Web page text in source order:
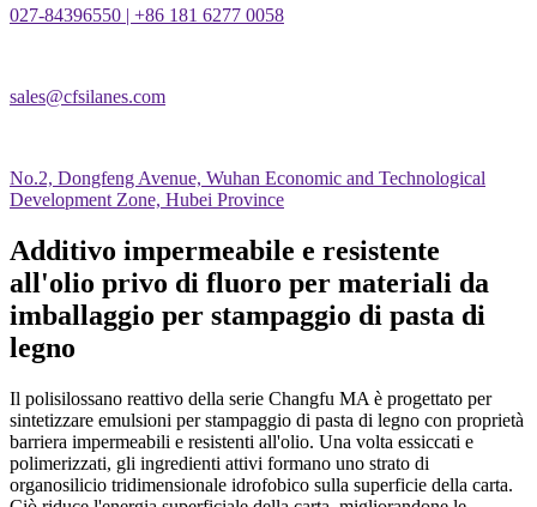
027-84396550 | +86 181 6277 0058
sales@cfsilanes.com
No.2, Dongfeng Avenue, Wuhan Economic and Technological
Development Zone, Hubei Province
Additivo impermeabile e resistente
all'olio privo di fluoro per materiali da
imballaggio per stampaggio di pasta di
legno
Il polisilossano reattivo della serie Changfu MA è progettato per
sintetizzare emulsioni per stampaggio di pasta di legno con proprietà
barriera impermeabili e resistenti all'olio. Una volta essiccati e
polimerizzati, gli ingredienti attivi formano uno strato di
organosilicio tridimensionale idrofobico sulla superficie della carta.